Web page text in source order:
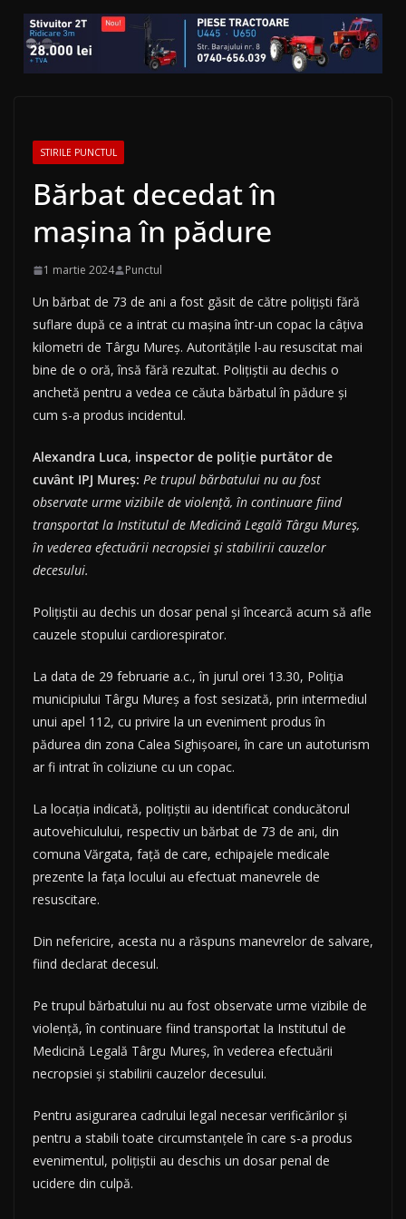
STIRILE PUNCTUL
Bărbat decedat în
maşina în pădure
1 martie 2024 Punctul
Un bărbat de 73 de ani a fost găsit de către poliţişti fără
suflare după ce a intrat cu maşina într-un copac la câțiva
kilometri de Târgu Mureș. Autorităţile l-au resuscitat mai
bine de o oră, însă fără rezultat. Poliţiştii au dechis o
anchetă pentru a vedea ce căuta bărbatul în pădure şi
cum s-a produs incidentul.
Alexandra Luca, inspector de poliție purtător de
cuvânt IPJ Mureș: Pe trupul bărbatului nu au fost
observate urme vizibile de violență, în continuare fiind
transportat la Institutul de Medicină Legală Târgu Mureș,
în vederea efectuării necropsiei și stabilirii cauzelor
decesului.
Polițiștii au dechis un dosar penal şi încearcă acum să afle
cauzele stopului cardiorespirator.
La data de 29 februarie a.c., în jurul orei 13.30, Poliția
municipiului Târgu Mureș a fost sesizată, prin intermediul
unui apel 112, cu privire la un eveniment produs în
pădurea din zona Calea Sighișoarei, în care un autoturism
ar fi intrat în coliziune cu un copac.
La locația indicată, polițiștii au identificat conducătorul
autovehiculului, respectiv un bărbat de 73 de ani, din
comuna Vărgata, față de care, echipajele medicale
prezente la fața locului au efectuat manevrele de
resuscitare.
Din nefericire, acesta nu a răspuns manevrelor de salvare,
fiind declarat decesul.
Pe trupul bărbatului nu au fost observate urme vizibile de
violență, în continuare fiind transportat la Institutul de
Medicină Legală Târgu Mureș, în vederea efectuării
necropsiei și stabilirii cauzelor decesului.
Pentru asigurarea cadrului legal necesar verificărilor și
pentru a stabili toate circumstanțele în care s-a produs
evenimentul, polițiștii au deschis un dosar penal de
ucidere din culpă.